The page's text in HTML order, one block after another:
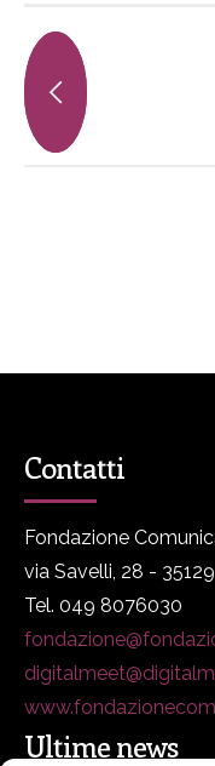
Contatti
Fondazione
via Savelli, 28 -
Tel. 049 8076030
Ultime news